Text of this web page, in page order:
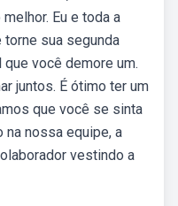
Eu e toda a
sua segunda
você demore um.
juntos. É ótimo ter um
que você se sinta
na nossa equipe, a
vestindo a